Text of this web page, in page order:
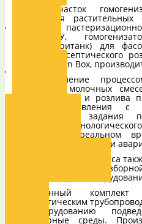
- участок
охлаждения
трубчатую
тип ПОУ,
(псевдостеританк) для
установку асептического
пакеты Bag in Box,
Управление
подготовки молочных
гомогенизации и розлива
пультов управления
возможностью задания
алгоритма
процесса в реальном
параметров процесса и
В состав комплекса
проведения
трубопроводов и
Данный комплект
технологическим
к оборудованию
инженерные среды.